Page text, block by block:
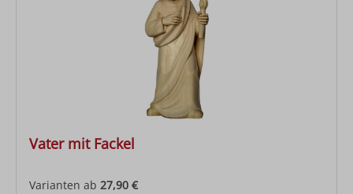
Vater mit Fackel
Varianten ab 27,90 €